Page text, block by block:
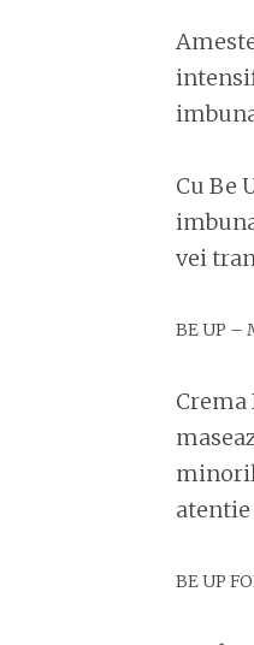
Cu Be
vei
BE UP –
Crema
BE UP